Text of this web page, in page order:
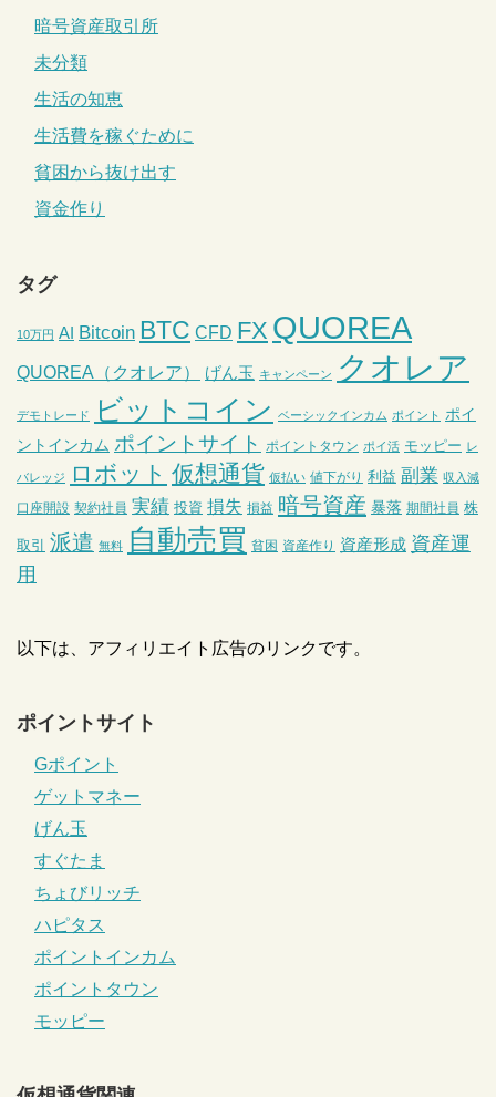
暗号資産取引所
未分類
生活の知恵
生活費を稼ぐために
貧困から抜け出す
資金作り
タグ
10万円 AI Bitcoin BTC CFD FX QUOREA
QUOREA（クオレア） げん玉 キャンペーン クオレア
デモトレード ビットコイン ベーシックインカム ポイント ポイ
ントインカム ポイントサイト ポイントタウン ポイ活 モッピー レ
バレッジ ロボット 仮想通貨 仮払い 値下がり 利益 副業 収入減
口座開設 契約社員 実績 投資 損失 損益 暗号資産 暴落 期間社員 株
取引 派遣 無料 自動売買 貧困 資産作り 資産形成 資産運
用
以下は、アフィリエイト広告のリンクです。
ポイントサイト
Gポイント
ゲットマネー
げん玉
すぐたま
ちょびリッチ
ハピタス
ポイントインカム
ポイントタウン
モッピー